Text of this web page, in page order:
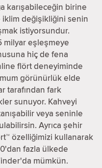
karışabileceğin birine
iklim değişikliğini senin
istiyorsundur.
milyar eşleşmeye
hiç de fena
flört deneyiminde
görünürlük elde
tarafından fark
sunuyor. Kahveyi
veya seninle
Ayrıca şehir
özelliğimizi kullanarak
fazla ülkede
mümkün.